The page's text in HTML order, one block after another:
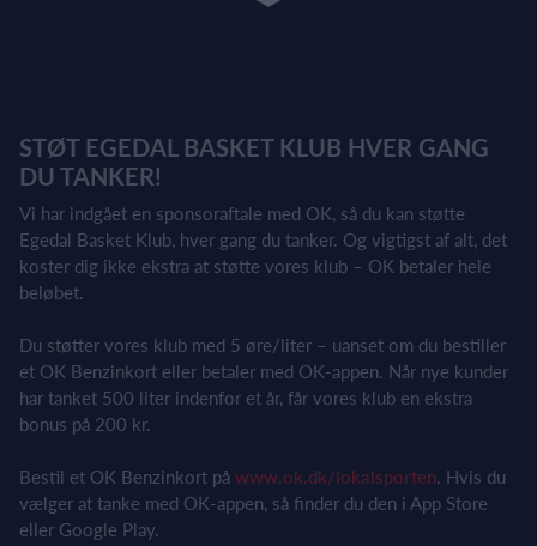
STØT EGEDAL BASKET KLUB HVER GANG
DU TANKER!
Vi har indgået en sponsoraftale med OK, så du kan støtte
Egedal Basket Klub, hver gang du tanker. Og vigtigst af alt, det
koster dig ikke ekstra at støtte vores klub – OK betaler hele
beløbet.
Du støtter vores klub med 5 øre/liter – uanset om du bestiller
et OK Benzinkort eller betaler med OK-appen. Når nye kunder
har tanket 500 liter indenfor et år, får vores klub en ekstra
bonus på 200 kr.
Bestil et OK Benzinkort på www.ok.dk/lokalsporten. Hvis du
vælger at tanke med OK-appen, så finder du den i App Store
eller Google Play.